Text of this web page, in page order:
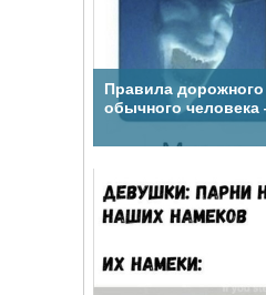
Правила
обычного